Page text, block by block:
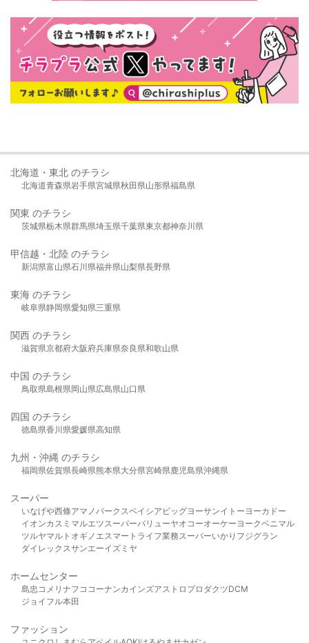
北海道・東北 のチラシ
北海道青森県岩手県宮城県秋田県山形県福島県
関東 のチラシ
茨城県栃木県群馬県埼玉県千葉県東京都神奈川県
甲信越・北陸 のチラシ
新潟県富山県石川県福井県山梨県長野県
東海 のチラシ
岐阜県静岡県愛知県三重県
関西 のチラシ
滋賀県京都府大阪府兵庫県奈良県和歌山県
中国 のチラシ
鳥取県島根県岡山県広島県山口県
四国 のチラシ
徳島県香川県愛媛県高知県
九州・沖縄 のチラシ
福岡県佐賀県長崎県熊本県大分県宮崎県鹿児島県沖縄県
スーパー
いなげや西條アマノパークスベイシア ビッグヨーサンイトーヨーカドー
イオンカスミ マルエツスーパーバリューヤオコーオーケー ヨークベニマル
ツルヤマルト オギノ エスマート ライフ業務スーパーいかり フジグラン
ダイレックスサンエーイズミヤ
ホームセンター
島忠 コメリ ナフコ コーナンカインズアストロプロダクツDCM
ジョイフル本田
ファッション